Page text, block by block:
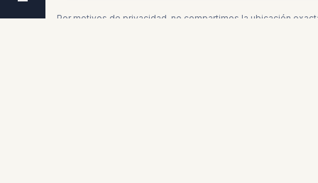
−
Por motivos de privacidad, no compartimos la ubicación